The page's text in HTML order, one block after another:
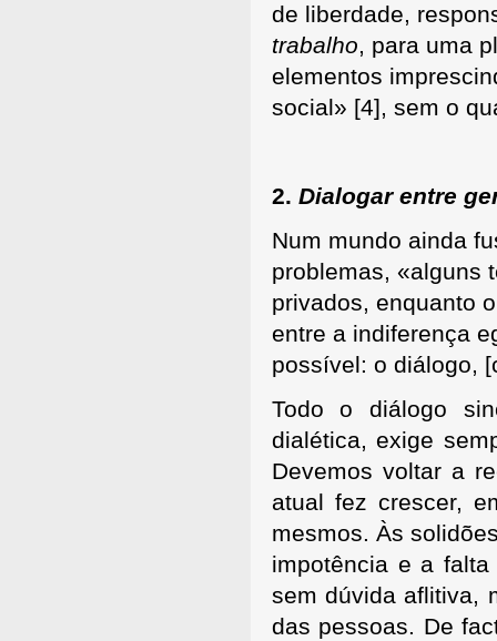
de liberdade,
trabalho, para uma
elementos
social» [4], sem o
2. Dialogar entre
Num mundo ainda
problemas, «alguns
privados, enquanto
entre a indiferença
possível: o diálogo,
Todo o diálogo
dialética, exige
Devemos voltar a
atual fez crescer,
mesmos. Às
impotência e a
sem dúvida aflitiva,
das pessoas. De